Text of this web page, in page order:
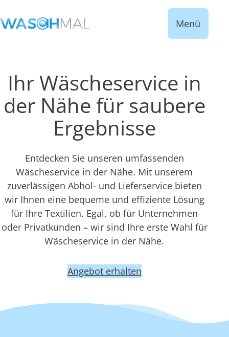
Menü
Ihr Wäscheservice in
der Nähe für saubere
Ergebnisse
Entdecken Sie unseren umfassenden
Wäscheservice in der Nähe. Mit unserem
zuverlässigen Abhol- und Lieferservice bieten
wir Ihnen eine bequeme und effiziente Lösung
für Ihre Textilien. Egal, ob für Unternehmen
oder Privatkunden – wir sind Ihre erste Wahl für
Wäscheservice in der Nähe.
Angebot erhalten